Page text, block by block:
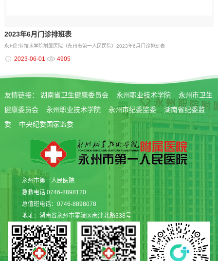
2023年6月门诊排班表
永州职业技术学院附属医院（永州市第一人民医院）2023年6月门诊排班表
2023-06-01 4905
友情链接： 湖南省卫生健康委员会 永州职业技术学院
永州市卫生
健康委员会
永州职业技术学院 永州市纪委监委
湖南省纪委监
委
中央纪委国家监委
永州市第一人民医院
急救电话 0746-8898120
总值班电话：0746-8898078
地址：湖南省永州市零陵区南津北路338号